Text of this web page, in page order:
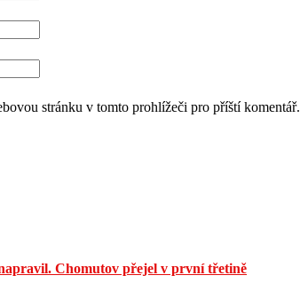
stránku v tomto prohlížeči pro příští komentář.
Chomutov přejel v první třetině